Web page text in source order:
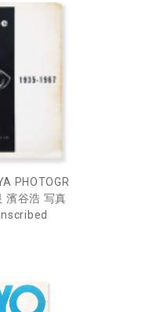
PHOTOGR
濱谷浩 写真